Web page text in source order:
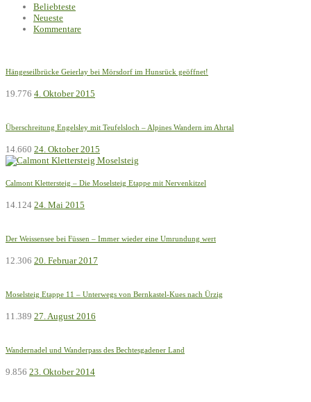
Beliebteste
Neueste
Kommentare
Hängeseilbrücke Geierlay bei Mörsdorf im Hunsrück geöffnet!
19.776 4. Oktober 2015
Überschreitung Engelsley mit Teufelsloch – Alpines Wandern im Ahrtal
14.660 24. Oktober 2015
Calmont Klettersteig – Die Moselsteig Etappe mit Nervenkitzel
14.124 24. Mai 2015
Der Weissensee bei Füssen – Immer wieder eine Umrundung wert
12.306 20. Februar 2017
Moselsteig Etappe 11 – Unterwegs von Bernkastel-Kues nach Ürzig
11.389 27. August 2016
Wandernadel und Wanderpass des Bechtesgadener Land
9.856 23. Oktober 2014